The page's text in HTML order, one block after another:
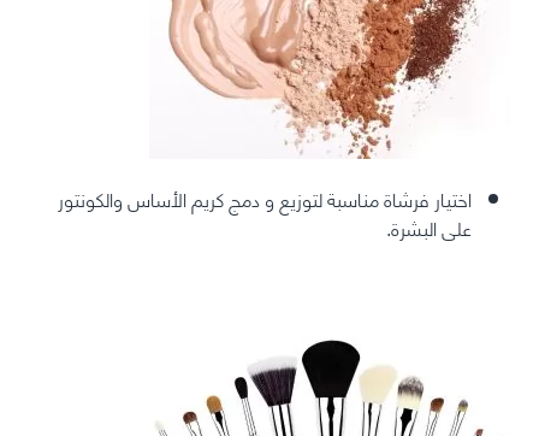
اختيار فرشاة مناسبة لتوزيع و دمج كريم الأساس والكونتور
على البشرة.